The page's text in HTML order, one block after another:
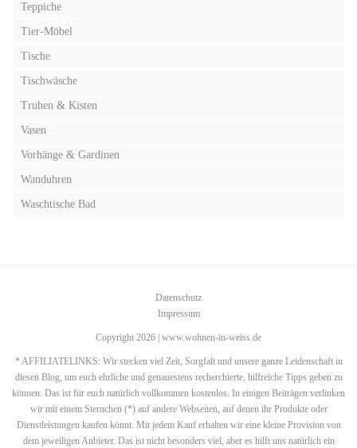
Teppiche
Tier-Möbel
Tische
Tischwäsche
Truhen & Kisten
Vasen
Vorhänge & Gardinen
Wanduhren
Waschtische Bad
Datenschutz
Impressum
Copyright 2026 | www.wohnen-in-weiss.de
* AFFILIATELINKS: Wir stecken viel Zeit, Sorgfalt und unsere ganze Leidenschaft in
diesen Blog, um euch ehrliche und genauestens recherchierte, hilfreiche Tipps geben zu
können. Das ist für euch natürlich vollkommen kostenlos. In einigen Beiträgen verlinken
wir mit einem Sternchen (*) auf andere Webseiten, auf denen ihr Produkte oder
Dienstleistungen kaufen könnt. Mit jedem Kauf erhalten wir eine kleine Provision von
dem jeweiligen Anbieter. Das ist nicht besonders viel, aber es hilft uns natürlich ein